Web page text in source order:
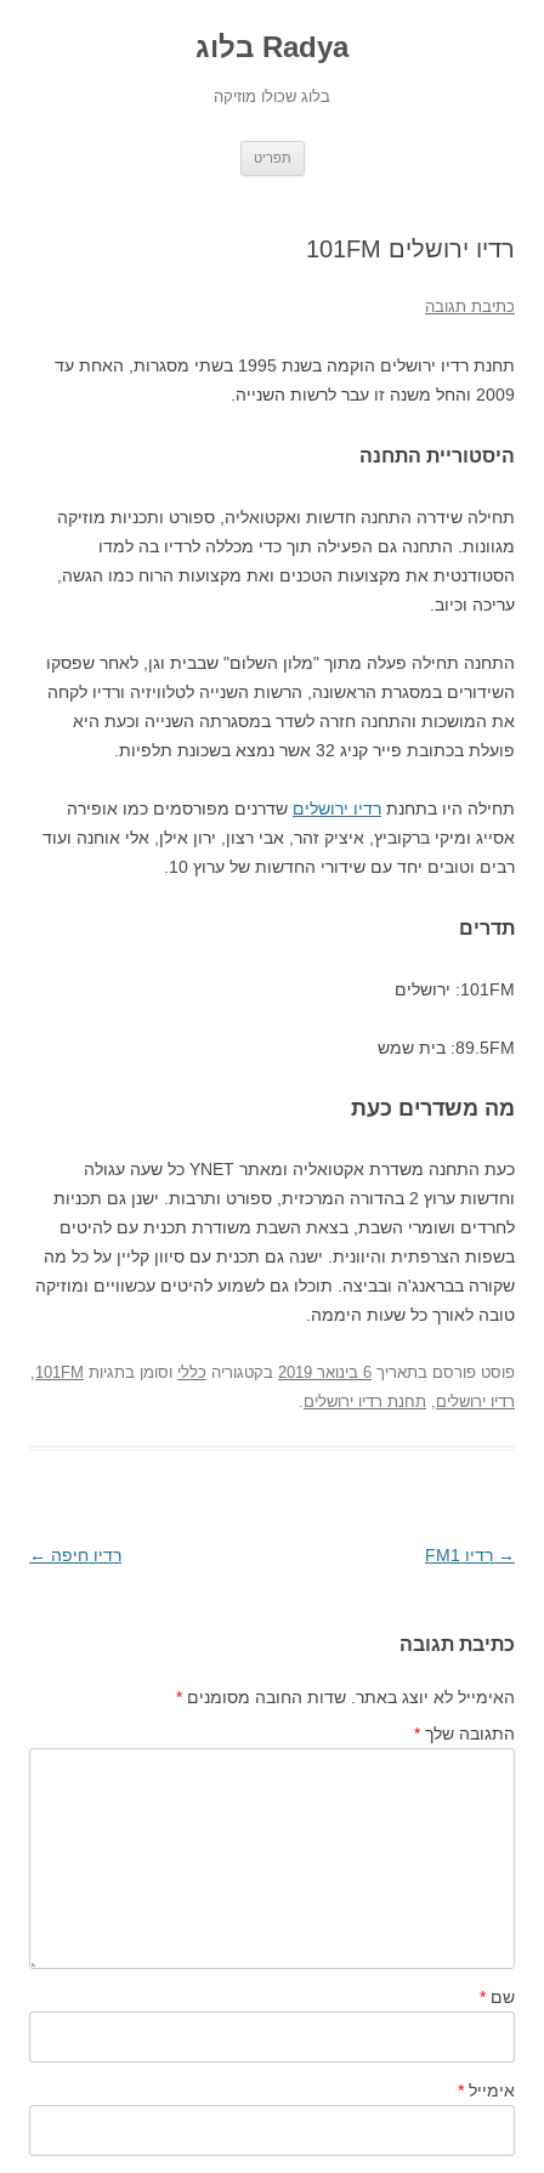
Radya בלוג
בלוג שכולו מוזיקה
תפריט
רדיו ירושלים 101FM
כתיבת תגובה
תחנת רדיו ירושלים הוקמה בשנת 1995 בשתי מסגרות, האחת עד
2009 והחל משנה זו עבר לרשות השנייה.
היסטוריית התחנה
תחילה שידרה התחנה חדשות ואקטואליה, ספורט ותכניות מוזיקה
מגוונות. התחנה גם הפעילה תוך כדי מכללה לרדיו בה למדו
הסטודנטית את מקצועות הטכנים ואת מקצועות הרוח כמו הגשה,
עריכה וכיוב.
התחנה תחילה פעלה מתוך "מלון השלום" שבבית וגן, לאחר שפסקו
השידורים במסגרת הראשונה, הרשות השנייה לטלוויזיה ורדיו לקחה
את המושכות והתחנה חזרה לשדר במסגרתה השנייה וכעת היא
פועלת בכתובת פייר קניג 32 אשר נמצא בשכונת תלפיות.
תחילה היו בתחנת רדיו ירושלים שדרנים מפורסמים כמו אופירה
אסייג ומיקי ברקוביץ, איציק זהר, אבי רצון, ירון אילן, אלי אוחנה ועוד
רבים וטובים יחד עם שידורי החדשות של ערוץ 10.
תדרים
101FM: ירושלים
89.5FM: בית שמש
מה משדרים כעת
כעת התחנה משדרת אקטואליה ומאתר YNET כל שעה עגולה
וחדשות ערוץ 2 בהדורה המרכזית, ספורט ותרבות. ישנן גם תכניות
לחרדים ושומרי השבת, בצאת השבת משודרת תכנית עם להיטים
בשפות הצרפתית והיוונית. ישנה גם תכנית עם סיוון קליין על כל מה
שקורה בבראנג'ה ובביצה. תוכלו גם לשמוע להיטים עכשוויים ומוזיקה
טובה לאורך כל שעות היממה.
פוסט פורסם בתאריך 6 בינואר 2019 בקטגוריה כללי וסומן בתגיות 101FM
,
רדיו ירושלים, תחנת רדיו ירושלים.
ניווט
→ רדיו FM1 רדיו חיפה ←
כתיבת תגובה
האימייל לא יוצג באתר. שדות החובה מסומנים *
התגובה שלך *
שם *
אימייל *